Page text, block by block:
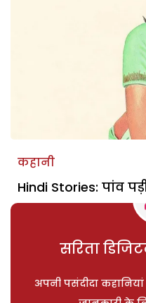
कहानी
Hindi Stories: पांव
सरिता
अपनी पसंदीदा